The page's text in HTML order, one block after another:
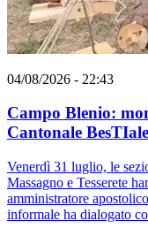
04/08/2026 - 22:43
Campo Blenio:
Cantonale BesTIale
Venerdì 31 luglio, le
Massagno e Tesserete
amministratore
informale ha dialogato